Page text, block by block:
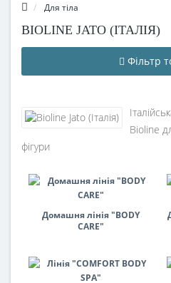
Для тіла
BIOLINE JATO (ІТАЛІЯ)
Фільтр
Bioline
фігури
Домашня лінія "BODY
CARE"